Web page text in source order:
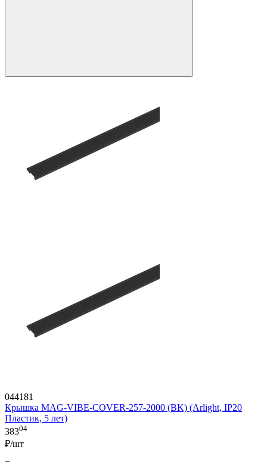
044181
Крышка MAG-VIBE-COVER-257-2000 (BK) (Arlight, IP20
Пластик, 5 лет)
38304
₽/шт